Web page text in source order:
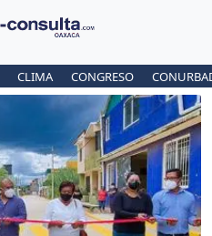
CLIMA CONGRESO